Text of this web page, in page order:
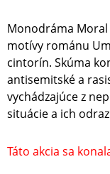
Monodráma Moral
motívy románu
cintorín. Skúma
antisemitské a
vychádzajúce z
situácie a ich
Táto akcia sa